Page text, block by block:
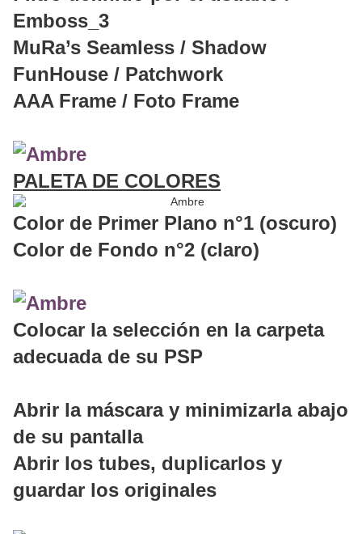
Emboss_3
MuRa’s Seamless / Shadow
FunHouse / Patchwork
AAA Frame / Foto Frame
PALETA DE COLORES
Color de Primer Plano n°1 (oscuro)
Color de Fondo n°2 (claro)
Colocar la selección en la carpeta
adecuada de su PSP
Abrir la máscara y minimizarla abajo
de su pantalla
Abrir los tubes, duplicarlos y
guardar los originales